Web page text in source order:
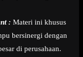
: Materi ini khusus
bersinergi dengan
di perusahaan.